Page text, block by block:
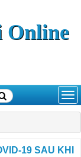
Online
19 SAU KHI